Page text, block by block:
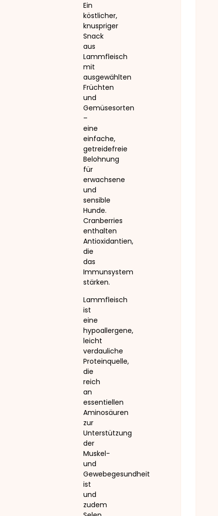
Ein
köstlicher,
knuspriger
Snack
aus
Lammfleisch
mit
ausgewählten
Früchten
und
Gemüsesorten
–
eine
einfache,
getreidefreie
Belohnung
für
erwachsene
und
sensible
Hunde.
Cranberries
enthalten
Antioxidantien,
die
das
Immunsystem
stärken.
Lammfleisch
ist
eine
hypoallergene,
leicht
verdauliche
Proteinquelle,
die
reich
an
essentiellen
Aminosäuren
zur
Unterstützung
der
Muskel-
und
Gewebegesundheit
ist
und
zudem